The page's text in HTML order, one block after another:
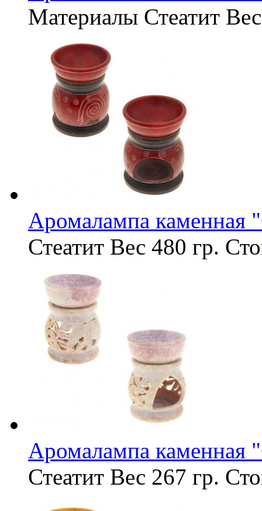
Материалы Стеатит Вес
Аромалампа каменная
Стеатит Вес 480 гр.
Аромалампа каменная
Стеатит Вес 267 гр.